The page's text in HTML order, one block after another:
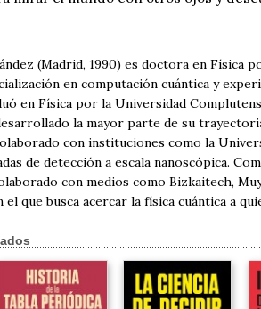
(Madrid, 1990) es doctora en Física
en computación cuántica y
en Física por la Universidad
la mayor parte de su
con instituciones como la
de detección a escala nanoscópica.
con medios como Bizkaitech,
que busca acercar la física cuántica a